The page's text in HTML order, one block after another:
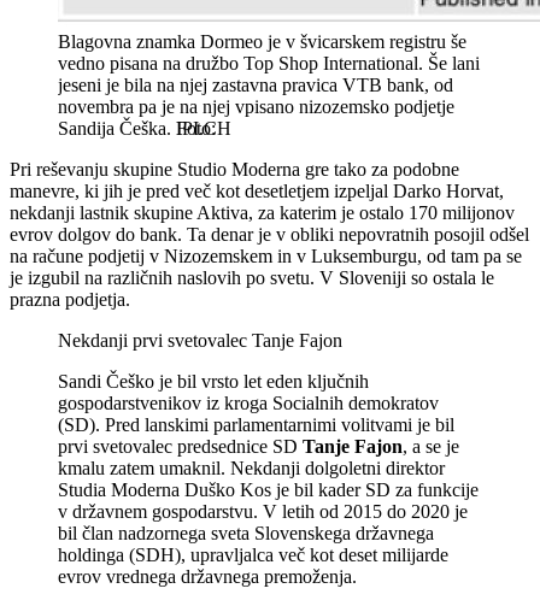
Blagovna znamka Dormeo je v švicarskem registru še
vedno pisana na družbo Top Shop International. Še lani
jeseni je bila na njej zastavna pravica VTB bank, od
novembra pa je na njej vpisano nizozemsko podjetje
Sandija Češka. IPI.CH
Pri reševanju skupine Studio Moderna gre tako za podobne
manevre, ki jih je pred več kot desetletjem izpeljal Darko Horvat,
nekdanji lastnik skupine Aktiva, za katerim je ostalo 170 milijonov
evrov dolgov do bank. Ta denar je v obliki nepovratnih posojil odšel
na račune podjetij v Nizozemskem in v Luksemburgu, od tam pa se
je izgubil na različnih naslovih po svetu. V Sloveniji so ostala le
prazna podjetja.
Nekdanji prvi svetovalec Tanje Fajon
Sandi Češko je bil vrsto let eden ključnih
gospodarstvenikov iz kroga Socialnih demokratov
(SD). Pred lanskimi parlamentarnimi volitvami je bil
prvi svetovalec predsednice SD Tanje Fajon, a se je
kmalu zatem umaknil. Nekdanji dolgoletni direktor
Studia Moderna Duško Kos je bil kader SD za funkcije
v državnem gospodarstvu. V letih od 2015 do 2020 je
bil član nadzornega sveta Slovenskega državnega
holdinga (SDH), upravljalca več kot deset milijarde
evrov vrednega državnega premoženja.